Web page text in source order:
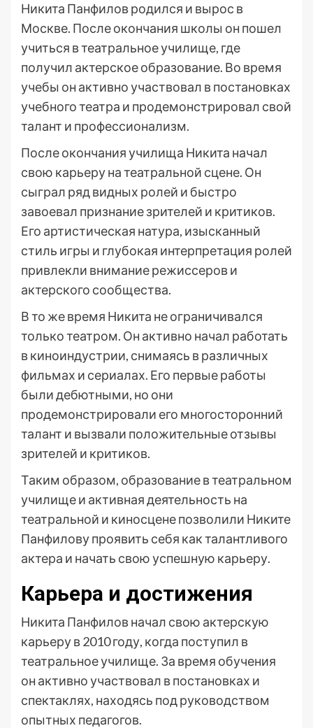
Никита Панфилов родился и вырос в
Москве. После окончания школы он пошел
учиться в театральное училище, где
получил актерское образование. Во время
учебы он активно участвовал в постановках
учебного театра и продемонстрировал свой
талант и профессионализм.
После окончания училища Никита начал
свою карьеру на театральной сцене. Он
сыграл ряд видных ролей и быстро
завоевал признание зрителей и критиков.
Его артистическая натура, изысканный
стиль игры и глубокая интерпретация ролей
привлекли внимание режиссеров и
актерского сообщества.
В то же время Никита не ограничивался
только театром. Он активно начал работать
в киноиндустрии, снимаясь в различных
фильмах и сериалах. Его первые работы
были дебютными, но они
продемонстрировали его многосторонний
талант и вызвали положительные отзывы
зрителей и критиков.
Таким образом, образование в театральном
училище и активная деятельность на
театральной и киносцене позволили Никите
Панфилову проявить себя как талантливого
актера и начать свою успешную карьеру.
Карьера и достижения
Никита Панфилов начал свою актерскую
карьеру в 2010 году, когда поступил в
театральное училище. За время обучения
он активно участвовал в постановках и
спектаклях, находясь под руководством
опытных педагогов.